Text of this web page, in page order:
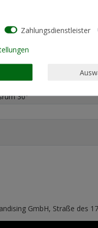
Bio-Baumwolle,
30°
GmbH, Straße des
Zahlungsdienstleister